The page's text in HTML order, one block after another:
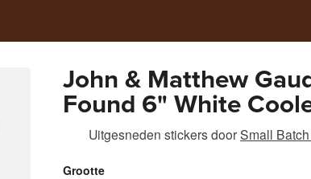
John & Matthew
Found 6" White
Sticker
Uitgesneden stickersdoorSmall
Grootte